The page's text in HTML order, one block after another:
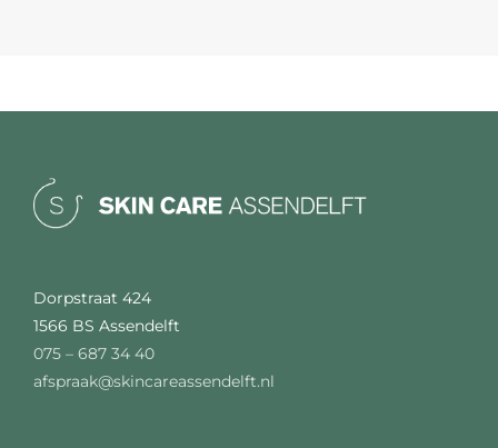
Dorpstraat 424
1566 BS Assendelft
075 – 687 34 40
afspraak@skincareassendelft.nl